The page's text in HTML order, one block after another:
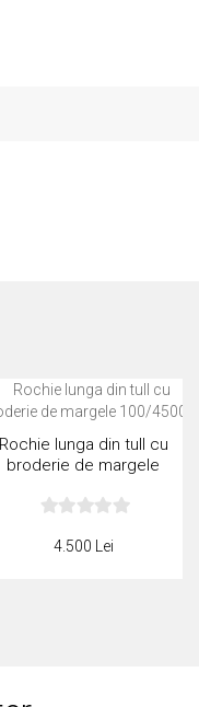
Rochie lunga din tull cu
broderie de margele
4.500 Lei